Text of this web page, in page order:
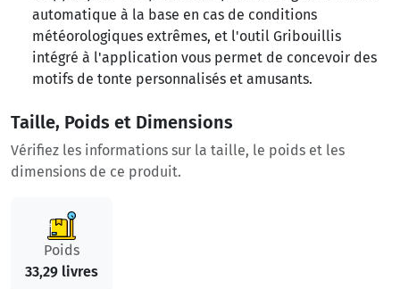
automatique à la base en cas de conditions
météorologiques extrêmes, et l'outil Gribouillis
intégré à l'application vous permet de concevoir des
motifs de tonte personnalisés et amusants.
Taille, Poids et Dimensions
Vérifiez les informations sur la taille, le poids et les
dimensions de ce produit.
Poids
33,29 livres